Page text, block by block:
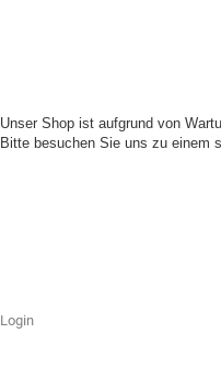
Unser Shop ist aufgrund von
Bitte besuchen Sie uns zu einem
Login